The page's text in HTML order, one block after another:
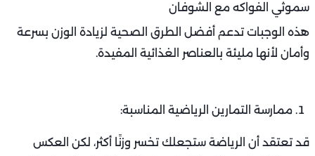
سموثي الفواكه مع الشوفان
هذه الوجبات تدعم أفضل الطرق الصحية لزيادة الوزن بسرعة
وأمان لأنها مليئة بالعناصر الغذائية المفيدة.
ممارسة التمارين الرياضية المناسبة:
قد تعتقد أن الرياضة ستجعلك تخسر وزنًا أكثر، لكن العكس